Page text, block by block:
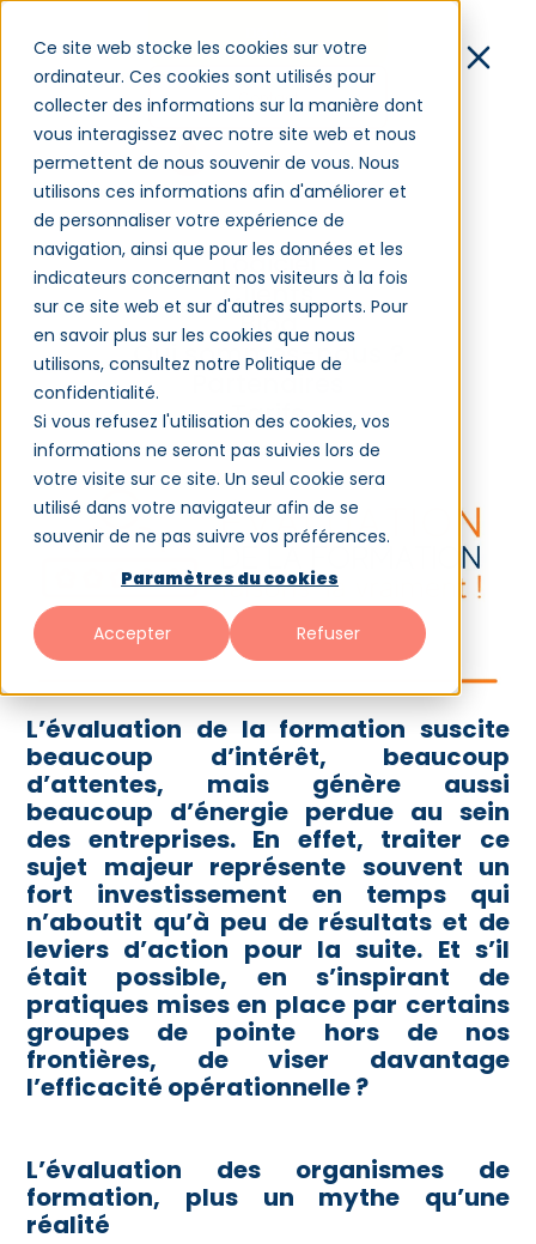
Ce site web stocke les cookies sur votre
ordinateur. Ces cookies sont utilisés pour
collecter des informations sur la manière dont
vous interagissez avec notre site web et nous
permettent de nous souvenir de vous. Nous
utilisons ces informations afin d'améliorer et
de personnaliser votre expérience de
navigation, ainsi que pour les données et les
indicateurs concernant nos visiteurs à la fois
sur ce site web et sur d'autres supports. Pour
en savoir plus sur les cookies que nous
utilisons, consultez notre Politique de
confidentialité.
Si vous refusez l'utilisation des cookies, vos
informations ne seront pas suivies lors de
votre visite sur ce site. Un seul cookie sera
utilisé dans votre navigateur afin de se
souvenir de ne pas suivre vos préférences.
Paramètres du cookies
Accepter Refuser
Contact
Connexion
Logiciel
Clients
Blog
Qui sommes-nous ?
Partenaires
Tarifs
Évaluation de la
formation : arrêtons de
théoriser, faisons-la
vraiment !
L’évaluation de la formation suscite
beaucoup d’intérêt, beaucoup
d’attentes, mais génère aussi
beaucoup d’énergie perdue au sein
des entreprises. En effet, traiter ce
sujet majeur représente souvent un
fort investissement en temps qui
n’aboutit qu’à peu de résultats et de
leviers d’action pour la suite. Et s’il
était possible, en s’inspirant de
pratiques mises en place par certains
groupes de pointe hors de nos
frontières, de viser davantage
l’efficacité opérationnelle ?
L’évaluation des organismes de
formation, plus un mythe qu’une
réalité